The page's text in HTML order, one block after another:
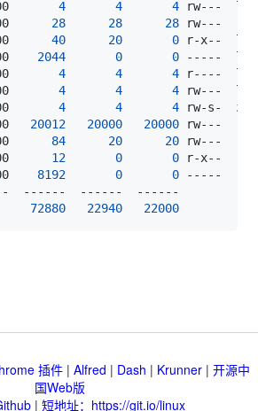
4 4
4
28 28 28 rw---
40 20
0
2044 0
0
4 4
4
4 4
4
4 4 4 rw-s-
20012 20000 20000 rw---
84 20 20 rw---
12 0 0 r-x--
8192 0 0 -----
72880 22940 22000
插件 | Alfred | Dash | Krunner | 开源中
国Web版
| 短地址：https://git.io/linux